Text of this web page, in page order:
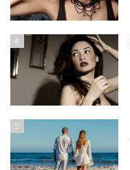
4
5